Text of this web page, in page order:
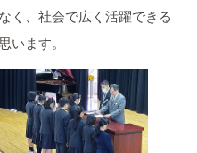
く、社会で広く活躍できる
います。